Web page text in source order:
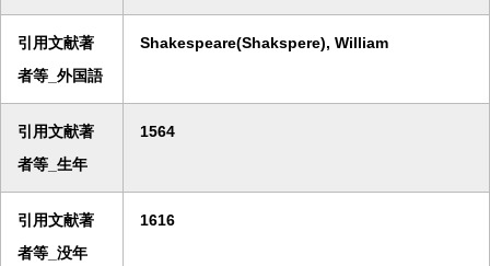
引用文献著
者等_外国語
Shakespeare(Shakspere), William
引用文献著
者等_生年
1564
引用文献著
者等_没年
1616